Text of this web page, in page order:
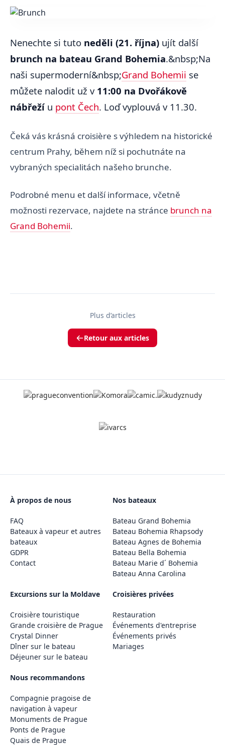
Nenechte si tuto neděli (21. října) ujít další
brunch na bateau Grand Bohemia.&nbsp;Na
naši supermoderní&nbsp;Grand Bohemii se
můžete nalodit už v 11:00 na Dvořákově
nábřežíu pont Čech. Loď vyplouvá v 11.30.
Čeká vás krásná croisière s výhledem na historické
centrum Prahy, během níž si pochutnáte na
vybraných specialitách našeho brunche.
Podrobné menu et další informace, včetně
možnosti rezervace, najdete na stránce brunch na
Grand Bohemii.
Plus d’articles
Retour aux articles
À propos de nous
FAQ
Bateaux à vapeur et autres
bateaux
GDPR
Contact
Nos bateaux
Bateau Grand Bohemia
Bateau Bohemia Rhapsody
Bateau Agnes de Bohemia
Bateau Bella Bohemia
Bateau Marie d´ Bohemia
Bateau Anna Carolina
Excursions sur la Moldave
Croisière touristique
Grande croisière de Prague
Crystal Dinner
Dîner sur le bateau
Déjeuner sur le bateau
Croisières privées
Restauration
Événements d'entreprise
Événements privés
Mariages
Nous recommandons
Compagnie pragoise de
navigation à vapeur
Monuments de Prague
Ponts de Prague
Quais de Prague